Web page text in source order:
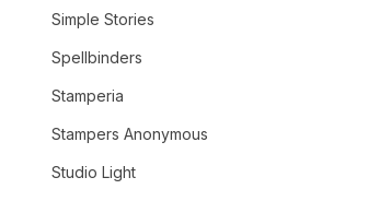
Simple Stories
Spellbinders
Stamperia
Stampers Anonymous
Studio Light